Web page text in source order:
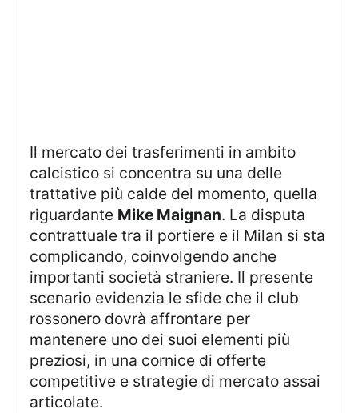
Il mercato dei trasferimenti in ambito
calcistico si concentra su una delle
trattative più calde del momento, quella
riguardante Mike Maignan. La disputa
contrattuale tra il portiere e il Milan si sta
complicando, coinvolgendo anche
importanti società straniere. Il presente
scenario evidenzia le sfide che il club
rossonero dovrà affrontare per
mantenere uno dei suoi elementi più
preziosi, in una cornice di offerte
competitive e strategie di mercato assai
articolate.